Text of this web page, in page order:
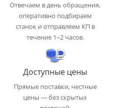
Отвечаем в день обращения,
оперативно подбираем
станок и отправляем КП в
течение 1–2 часов.
Доступные цены
Прямые поставки, честные
цены — без скрытых